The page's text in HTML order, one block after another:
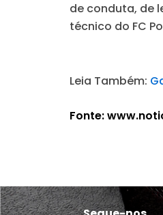
de conduta, de
técnico do FC
Leia Também:
Fonte: